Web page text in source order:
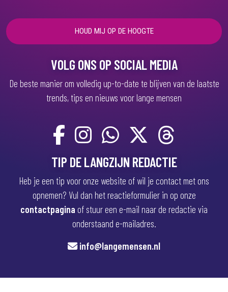
e
i
t
VOLG ONS OP SOCIAL MEDIA
De beste manier om volledig up-to-date te blijven van de laatste
trends, tips en nieuws voor lange mensen
TIP DE LANGZIJN REDACTIE
Heb je een tip voor onze website of wil je contact met ons
opnemen? Vul dan het reactieformulier in op onze
contactpagina of stuur een e-mail naar de redactie via
onderstaand e-mailadres.
info@langemensen.nl